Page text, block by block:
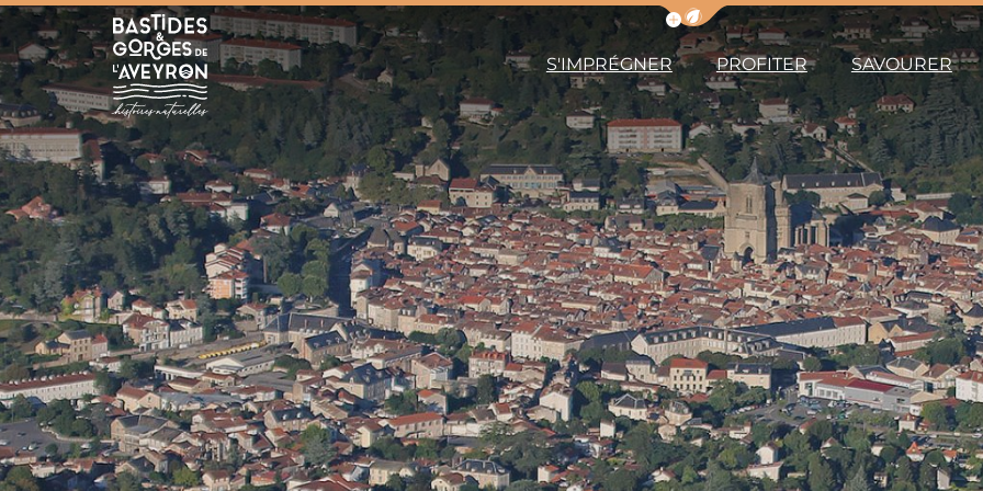
Afficher la barre de navigation du
Bastides et Gorges de l&#039;Aveyron
S'IMPRÉGNER PROFITER SAVOURER